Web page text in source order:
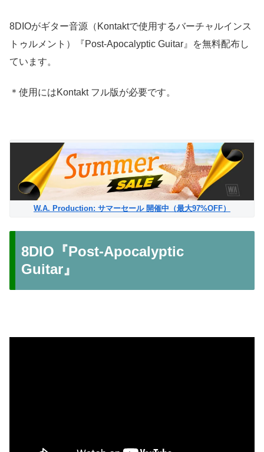
8DIOがギター音源（Kontaktで使用するバーチャルインス
トゥルメント）『Post-Apocalyptic Guitar』を無料配布し
ています。
＊使用にはKontakt フル版が必要です。
W.A. Production: サマーセール 開催中（最大97%OFF）
8DIO『Post-Apocalyptic
Guitar』